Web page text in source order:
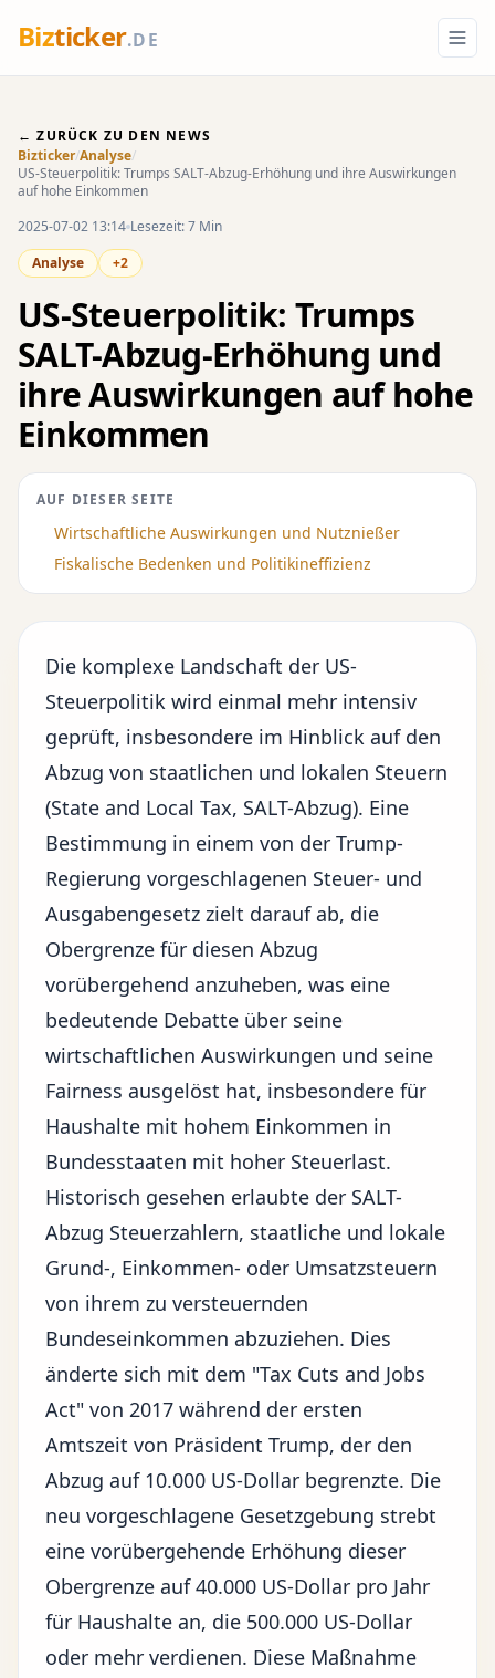
Bizticker.DE
← ZURÜCK ZU DEN NEWS
Bizticker/Analyse/
US-Steuerpolitik: Trumps SALT-Abzug-Erhöhung und ihre Auswirkungen
auf hohe Einkommen
2025-07-02 13:14 Lesezeit: 7 Min
Analyse
+2
US-Steuerpolitik: Trumps
SALT-Abzug-Erhöhung und
ihre Auswirkungen auf hohe
Einkommen
AUF DIESER SEITE
Wirtschaftliche Auswirkungen und Nutznießer
Fiskalische Bedenken und Politikineffizienz
Die komplexe Landschaft der US-
Steuerpolitik wird einmal mehr intensiv
geprüft, insbesondere im Hinblick auf den
Abzug von staatlichen und lokalen Steuern
(State and Local Tax, SALT-Abzug). Eine
Bestimmung in einem von der Trump-
Regierung vorgeschlagenen Steuer- und
Ausgabengesetz zielt darauf ab, die
Obergrenze für diesen Abzug
vorübergehend anzuheben, was eine
bedeutende Debatte über seine
wirtschaftlichen Auswirkungen und seine
Fairness ausgelöst hat, insbesondere für
Haushalte mit hohem Einkommen in
Bundesstaaten mit hoher Steuerlast.
Historisch gesehen erlaubte der SALT-
Abzug Steuerzahlern, staatliche und lokale
Grund-, Einkommen- oder Umsatzsteuern
von ihrem zu versteuernden
Bundeseinkommen abzuziehen. Dies
änderte sich mit dem "Tax Cuts and Jobs
Act" von 2017 während der ersten
Amtszeit von Präsident Trump, der den
Abzug auf 10.000 US-Dollar begrenzte. Die
neu vorgeschlagene Gesetzgebung strebt
eine vorübergehende Erhöhung dieser
Obergrenze auf 40.000 US-Dollar pro Jahr
für Haushalte an, die 500.000 US-Dollar
oder mehr verdienen. Diese Maßnahme